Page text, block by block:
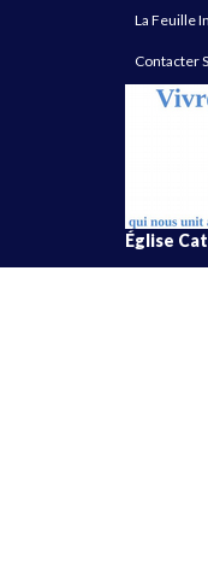
La Feuille
Contacter
Église